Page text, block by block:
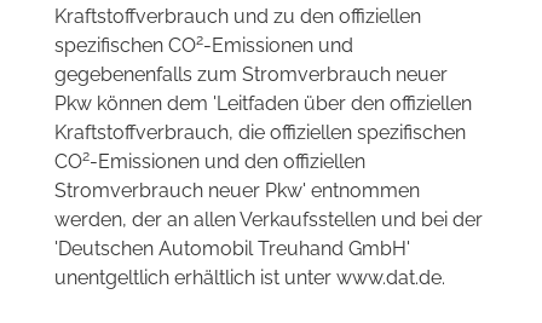
Kraftstoffverbrauch und zu den offiziellen
spezifischen CO2-Emissionen und
gegebenenfalls zum Stromverbrauch neuer
Pkw können dem 'Leitfaden über den offiziellen
Kraftstoffverbrauch, die offiziellen spezifischen
CO2-Emissionen und den offiziellen
Stromverbrauch neuer Pkw' entnommen
werden, der an allen Verkaufsstellen und bei der
'Deutschen Automobil Treuhand GmbH'
unentgeltlich erhältlich ist unter www.dat.de.